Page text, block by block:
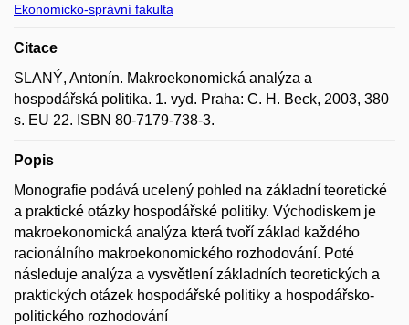
Ekonomicko-správní fakulta
Citace
SLANÝ, Antonín. Makroekonomická analýza a
hospodářská politika. 1. vyd. Praha: C. H. Beck, 2003, 380
s. EU 22. ISBN 80-7179-738-3.
Popis
Monografie podává ucelený pohled na základní teoretické
a praktické otázky hospodářské politiky. Východiskem je
makroekonomická analýza která tvoří základ každého
racionálního makroekonomického rozhodování. Poté
následuje analýza a vysvětlení základních teoretických a
praktických otázek hospodářské politiky a hospodářsko-
politického rozhodování